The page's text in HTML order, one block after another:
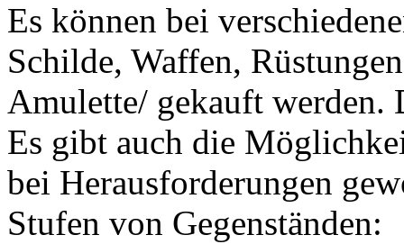
Es können bei
Schilde, Waffen,
Amulette/ gekauft werden.
Es gibt auch die
bei Herausforderungen
Stufen von Gegenständen: